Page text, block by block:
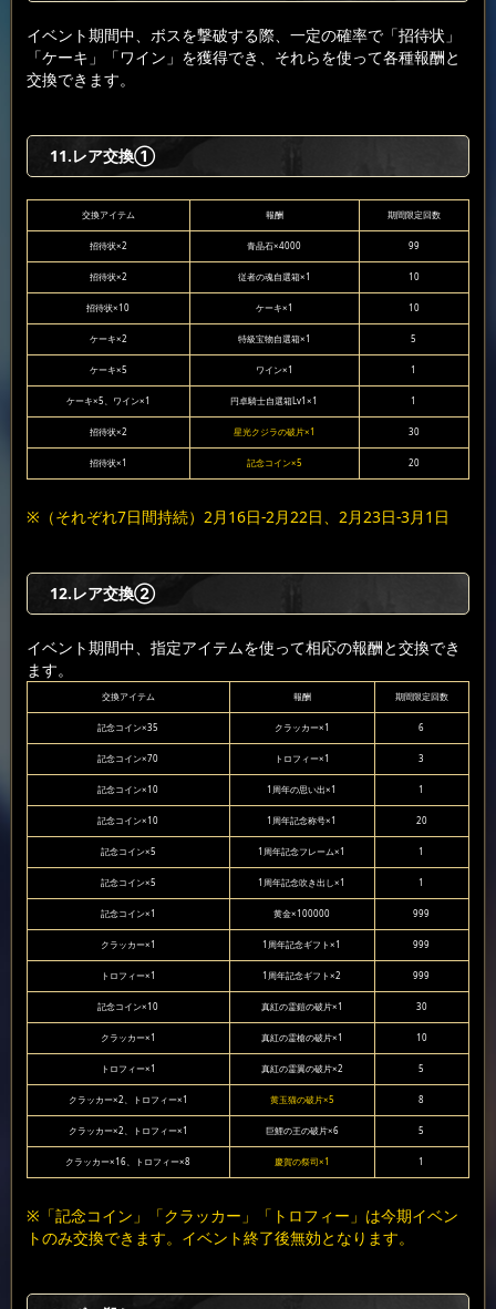
イベント期間中、ボスを撃破する際、一定の確率で「招待状」
「ケーキ」「ワイン」を獲得でき、それらを使って各種報酬と
交換できます。
11.レア交換①
交換アイテム 報酬 期間限定回数
招待状×2 青晶石×4000 99
招待状×2 従者の魂自選箱×1 10
招待状×10 ケーキ×1 10
ケーキ×2 特級宝物自選箱×1 5
ケーキ×5 ワイン×1 1
ケーキ×5、ワイン×1 円卓騎士自選箱Lv1×1 1
招待状×2 星光クジラの破片×1 30
招待状×1 記念コイン×5 20
※（それぞれ7日間持続）2月16日-2月22日、2月23日-3月1日
12.レア交換②
イベント期間中、指定アイテムを使って相応の報酬と交換でき
ます。
交換アイテム 報酬 期間限定回数
記念コイン×35 クラッカー×1 6
記念コイン×70 トロフィー×1 3
記念コイン×10 1周年の思い出×1 1
記念コイン×10 1周年記念称号×1 20
記念コイン×5 1周年記念フレーム×1 1
記念コイン×5 1周年記念吹き出し×1 1
記念コイン×1 黄金×100000 999
クラッカー×1 1周年記念ギフト×1 999
トロフィー×1 1周年記念ギフト×2 999
記念コイン×10 真紅の霊鎧の破片×1 30
クラッカー×1 真紅の霊槍の破片×1 10
トロフィー×1 真紅の霊翼の破片×2 5
クラッカー×2、トロフィー×1 黄玉猫の破片×5 8
クラッカー×2、トロフィー×1 巨鯉の王の破片×6 5
クラッカー×16、トロフィー×8 慶賀の祭司×1 1
※「記念コイン」「クラッカー」「トロフィー」は今期イベン
トのみ交換できます。イベント終了後無効となります。